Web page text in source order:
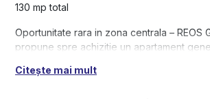
130 mp total
Oportunitate rara in zona centrala – REOS
propune spre achizitie un apartament
acces rapid catre toate punctele de interes
Citește mai mult